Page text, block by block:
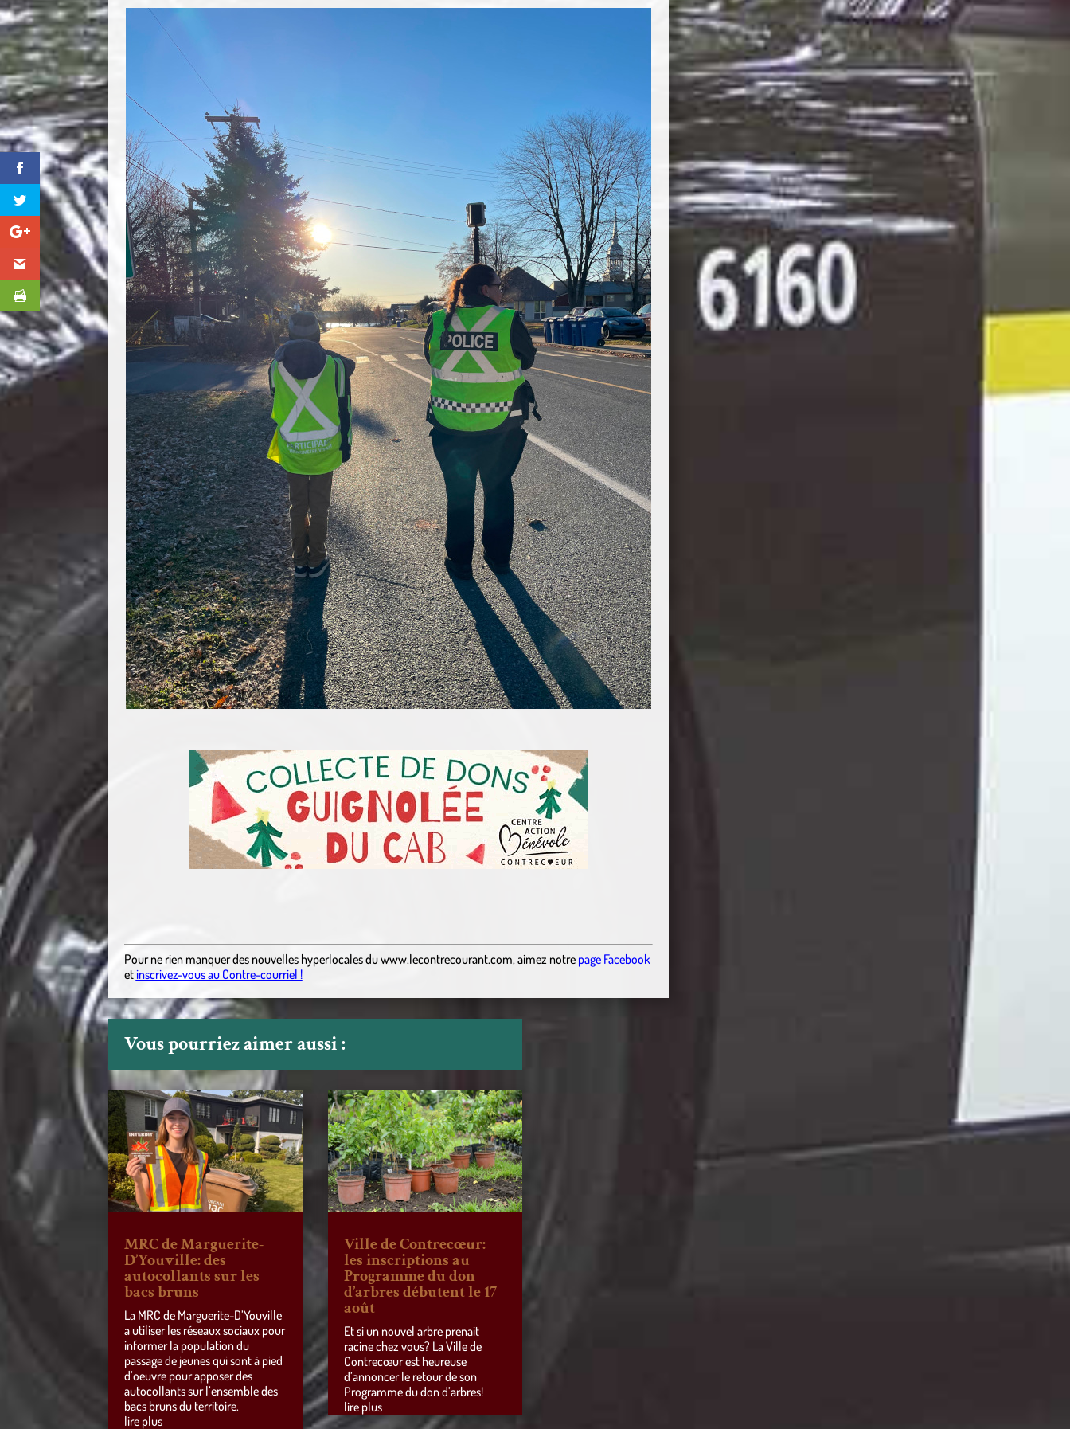
Pour ne rien manquer des nouvelles hyperlocalesduwww.lecontrecourant.com,aimez notre page Facebook
etinscrivez-vous au Contre-courriel !
Vous pourriez aimer aussi :
MRC de Marguerite-
D’Youville: des
autocollants sur les
bacs bruns
La MRC de Marguerite-D’Youville
a utiliser les réseaux sociaux pour
informer la population du
passage de jeunes qui sont à pied
d’oeuvre pour apposer des
autocollants sur l’ensemble des
bacs bruns du territoire.
lire plus
Ville de Contrecœur:
les inscriptions au
Programme du don
d’arbres débutent le 17
août
Et si un nouvel arbre prenait
racine chez vous? La Ville de
Contrecœur est heureuse
d’annoncer le retour de son
Programme du don d’arbres!
lire plus